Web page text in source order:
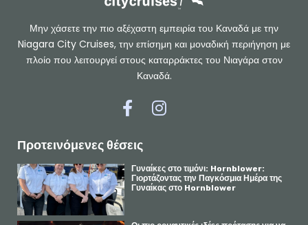
Μην χάσετε την πιο αξέχαστη εμπειρία του Καναδά με την
Niagara City Cruises, την επίσημη και μοναδική περιήγηση με
πλοίο που λειτουργεί στους καταρράκτες του Νιαγάρα στον
Καναδά.
ε
σ
ο
ς
σ
Σ
ύ
ο
ς
σ
Προτεινόμενες θέσεις
Γυναίκες στο τιμόνι: Hornblower:
Γιορτάζοντας την Παγκόσμια Ημέρα της
Γυναίκας στο Hornblower